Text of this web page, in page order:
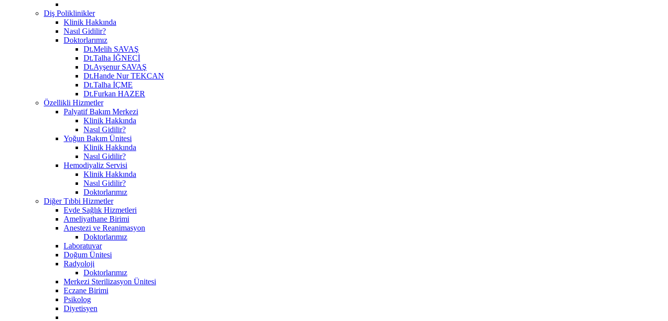
Diş Poliklinikler
Klinik Hakkında
Nasıl Gidilir?
Doktorlarımız
Dt.Melih SAVAŞ
Dt.Talha İĞNECİ
Dt.Ayşenur SAVAŞ
Dt.Hande Nur TEKCAN
Dt.Talha İÇME
Dt.Furkan HAZER
Özellikli Hizmetler
Palyatif Bakım Merkezi
Klinik Hakkında
Nasıl Gidilir?
Yoğun Bakım Ünitesi
Klinik Hakkında
Nasıl Gidilir?
Hemodiyaliz Servisi
Klinik Hakkında
Nasıl Gidilir?
Doktorlarımız
Diğer Tıbbi Hizmetler
Evde Sağlık Hizmetleri
Ameliyathane Birimi
Anestezi ve Reanimasyon
Doktorlarımız
Laboratuvar
Doğum Ünitesi
Radyoloji
Doktorlarımız
Merkezi Sterilizasyon Ünitesi
Eczane Birimi
Psikolog
Diyetisyen